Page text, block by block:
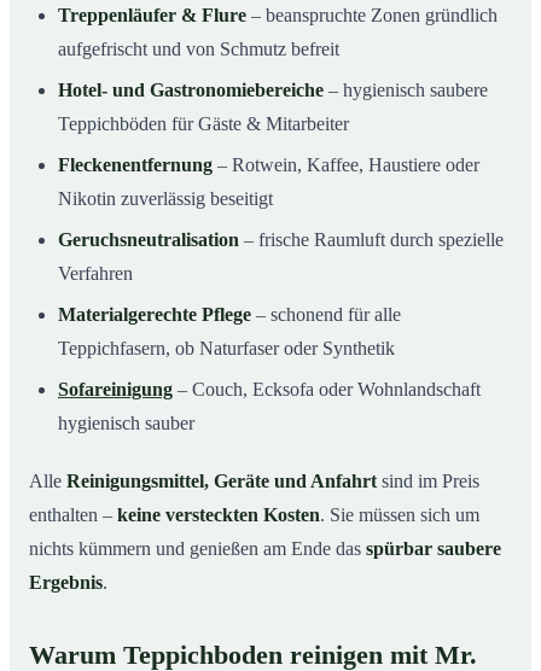
Treppenläufer & Flure – beanspruchte Zonen gründlich
aufgefrischt und von Schmutz befreit
Hotel- und Gastronomiebereiche – hygienisch saubere
Teppichböden für Gäste & Mitarbeiter
Fleckenentfernung – Rotwein, Kaffee, Haustiere oder
Nikotin zuverlässig beseitigt
Geruchsneutralisation – frische Raumluft durch spezielle
Verfahren
Materialgerechte Pflege – schonend für alle
Teppichfasern, ob Naturfaser oder Synthetik
Sofareinigung – Couch, Ecksofa oder Wohnlandschaft
hygienisch sauber
Alle Reinigungsmittel, Geräte und Anfahrt sind im Preis
enthalten – keine versteckten Kosten. Sie müssen sich um
nichts kümmern und genießen am Ende das spürbar saubere
Ergebnis.
Warum Teppichboden reinigen mit Mr.